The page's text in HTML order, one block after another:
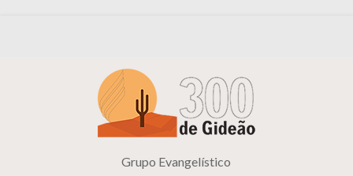
Grupo Evangelístico